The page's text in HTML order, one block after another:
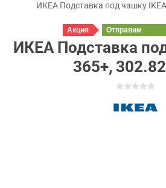
ИКЕА Подставка под чашку
Акция
Отправим
сегодня
ИКЕА Подставка
365+,